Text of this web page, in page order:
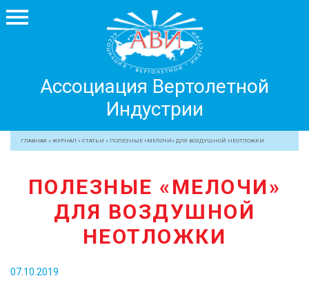
Ассоциация Вертолетной
Индустрии
Вертолетной
Индустрии
+7 499 755 99 29
ЧЛЕНЫ АВИ
МЕРОПРИЯТИЯ
ПРОФЕССИОНАЛАМ
ПРЕССА
ГЛАВНАЯ » ЖУРНАЛ » СТАТЬИ » ПОЛЕЗНЫЕ «МЕЛОЧИ» ДЛЯ ВОЗДУШНОЙ НЕОТЛОЖКИ
ПОЛЕЗНЫЕ «МЕЛОЧИ»
ДЛЯ ВОЗДУШНОЙ
НЕОТЛОЖКИ
07.10.2019